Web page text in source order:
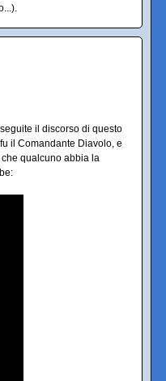
il discorso di questo
il Comandante Diavolo, e
qualcuno abbia la